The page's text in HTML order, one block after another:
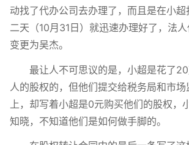
动找了代办公司去办理了，而且是在小
二天（10月31日）就迅速办理好了，法
变更为吴杰。
最让人不可思议的是，小超是花了
人的股权的，但他们提交给税务局和市
上，却写着小超是0元购买他们的股权，
知晓，不知道他们是如何做手脚的。